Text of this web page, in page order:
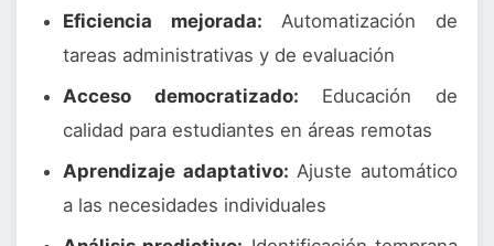
Eficiencia mejorada: Automatización de
tareas administrativas y de evaluación
Acceso democratizado: Educación de
calidad para estudiantes en áreas remotas
Aprendizaje adaptativo: Ajuste automático
a las necesidades individuales